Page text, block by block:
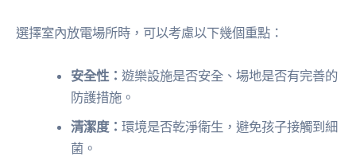
選擇室內放電場所時，可以考慮以下幾個重點：
安全性：遊樂設施是否安全、場地是否有完善的
防護措施。
清潔度：環境是否乾淨衛生，避免孩子接觸到細
菌。